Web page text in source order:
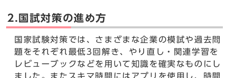
2.国試対策の進め方
国家試験対策では、さまざまな企業の模試や過去問
題をそれぞれ最低3回解き、やり直し・関連学習を
レビューブックなどを用いて知識を確実なものにし
ました。またスキマ時間にはアプリを使用し、時間